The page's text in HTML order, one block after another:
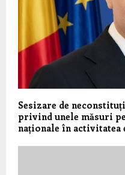
Sesizare de
privind unele măsuri
naționale în activitatea